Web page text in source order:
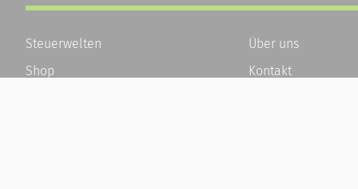
Steuerwelten
Shop
Über uns
Kontakt